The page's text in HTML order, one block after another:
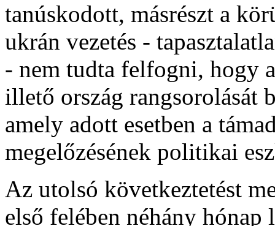
tanúskodott, másrészt a
ukrán vezetés -
- nem tudta felfogni, hogy
illető ország rangsorolását
amely adott esetben a
megelőzésének politikai
Az utolsó következtetést
első felében néhány